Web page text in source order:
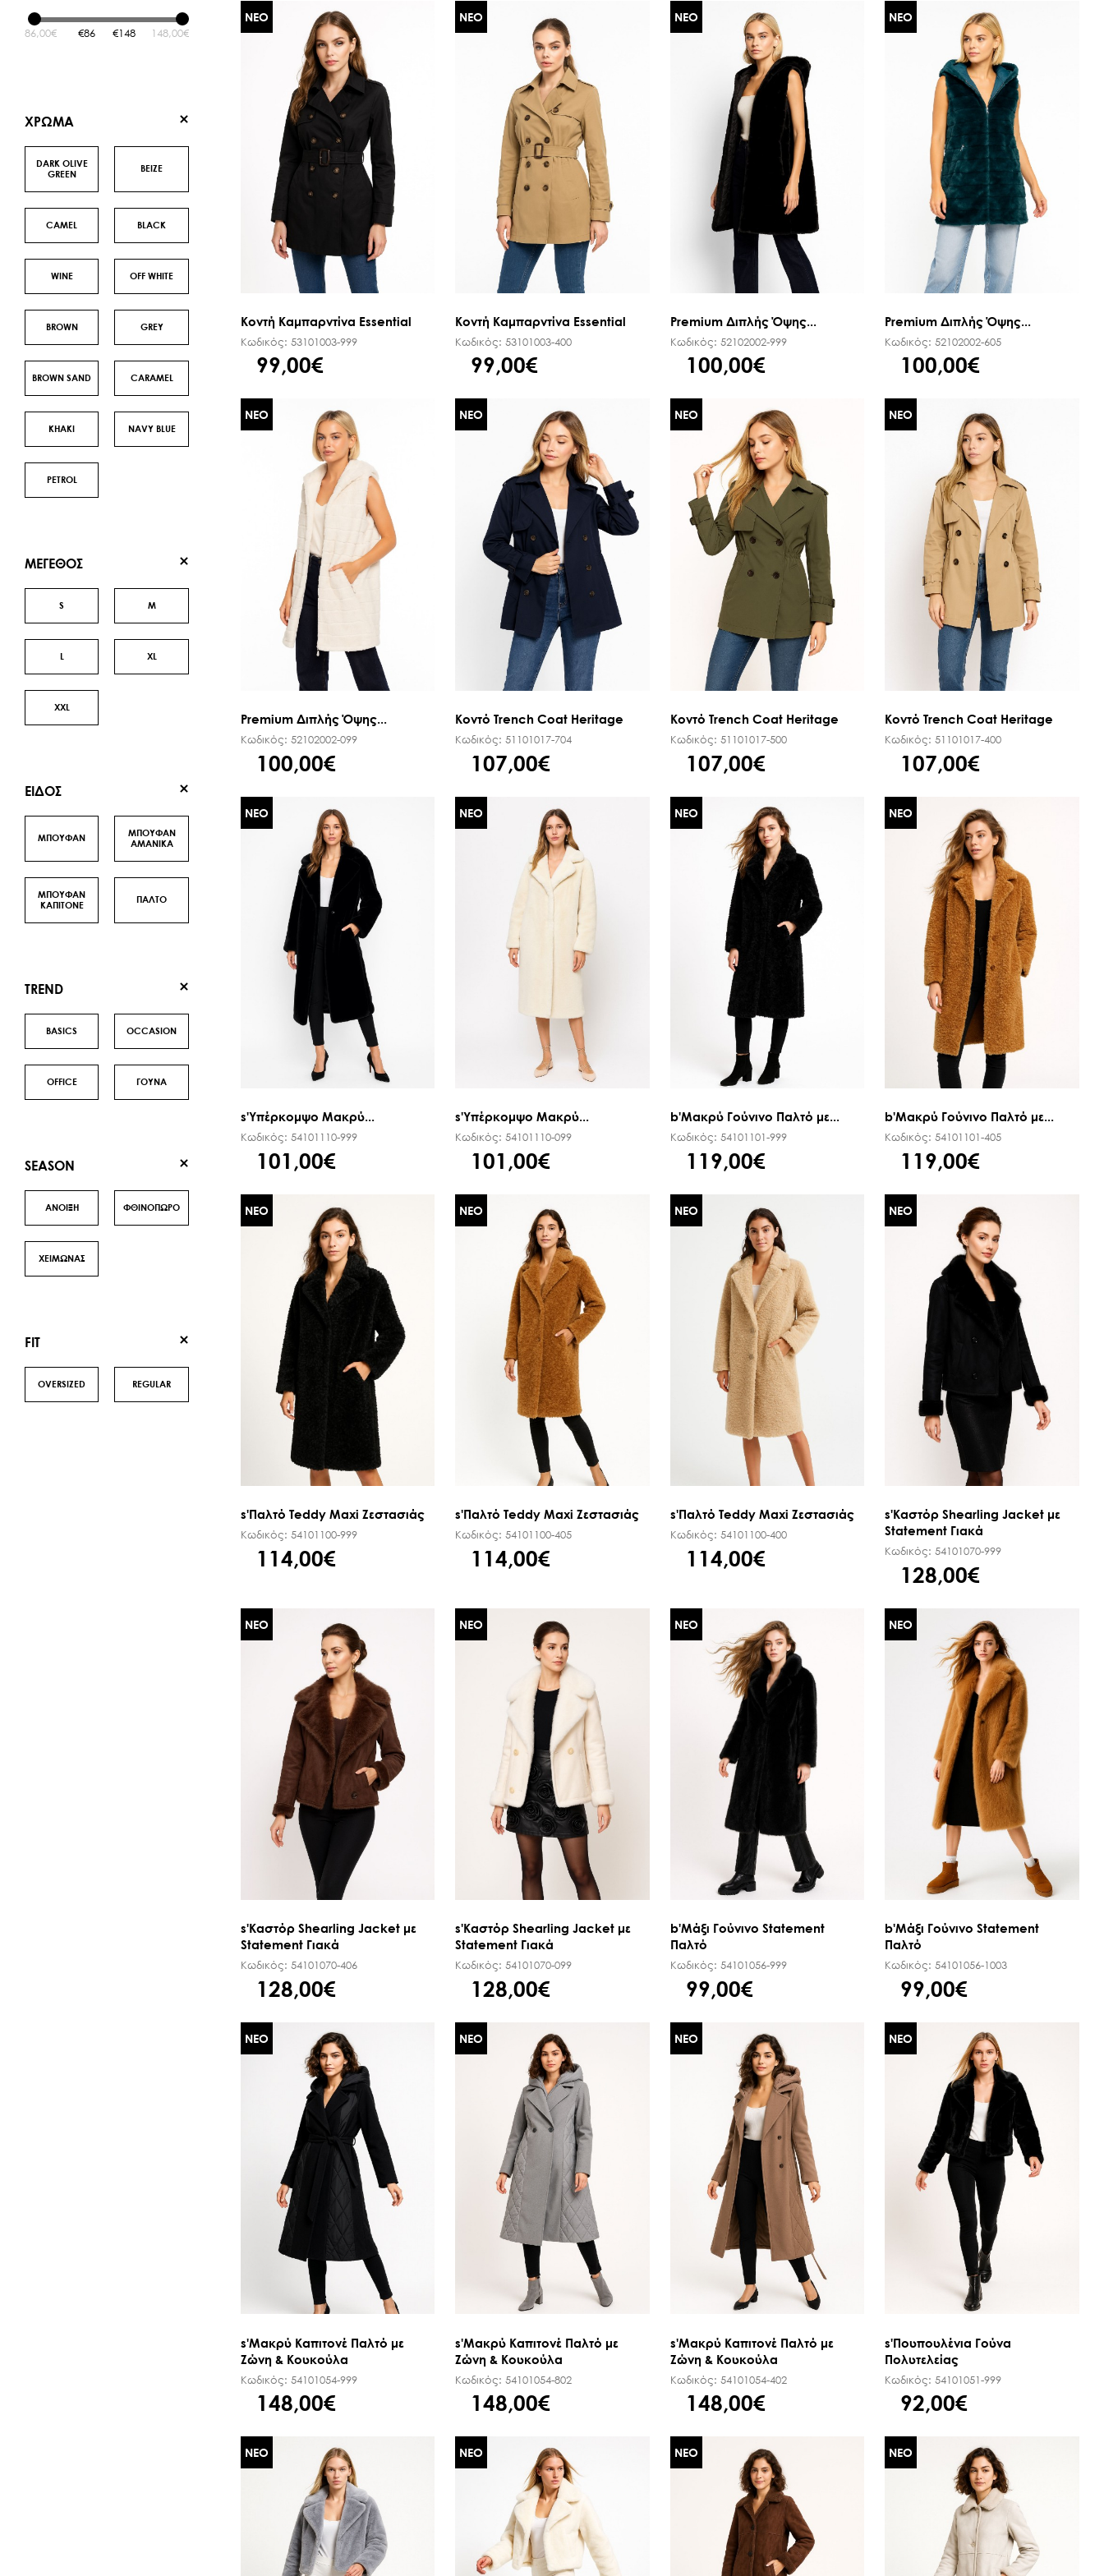
ΜΑΝΤΗΛΙΑ ΕΜΠΡΙΜΕ
ΠΕΔΙΛΑ ΜΕ ΤΑΚΟΥΝΙ
ΟΛΑ ΤΑ ΠΑΠΟΥΤΣΙΑ
ΟΛΑ ΤΑ ΑΞΕΣΟΥΑΡ
SALE ΖΩΝΕΣ
86,00€ 148,00€
86 148
XΡΩΜΑ
DARK OLIVE
GREEN
BEIZE
CAMEL BLACK
WINE OFF WHITE
BROWN GREY
BROWN SAND CARAMEL
ΚΗΑΚΙ NAVY BLUE
PETROL
ΜΕΓΕΘΟΣ
S M
L XL
XXL
ΕΙΔΟΣ
ΜΠΟΥΦΑΝ
ΜΠΟΥΦΑΝ
ΑΜΑΝΙΚΑ
ΜΠΟΥΦΑΝ
ΚΑΠΙΤΟΝΕ
ΠΑΛΤΟ
TREND
BASICS OCCASION
OFFICE ΓΟΥΝΑ
SEASON
ΑΝΟΙΞΗ ΦΘΙΝΟΠΩΡΟ
ΧΕΙΜΩΝΑΣ
FIT
OVERSIZED REGULAR
ΝΕΟ
Κοντή Καμπαρντίνα Essential
Κωδικός: 53101003-999
99,00€
ΝΕΟ
Κοντή Καμπαρντίνα Essential
Κωδικός: 53101003-400
99,00€
ΝΕΟ
Premium Διπλής Όψης...
Κωδικός: 52102002-999
100,00€
ΝΕΟ
Premium Διπλής Όψης...
Κωδικός: 52102002-605
100,00€
ΝΕΟ
Premium Διπλής Όψης...
Κωδικός: 52102002-099
100,00€
ΝΕΟ
Κοντό Trench Coat Heritage
Κωδικός: 51101017-704
107,00€
ΝΕΟ
Κοντό Trench Coat Heritage
Κωδικός: 51101017-500
107,00€
ΝΕΟ
Κοντό Trench Coat Heritage
Κωδικός: 51101017-400
107,00€
ΝΕΟ
s'Υπέρκομψο Μακρύ...
Κωδικός: 54101110-999
101,00€
ΝΕΟ
s'Υπέρκομψο Μακρύ...
Κωδικός: 54101110-099
101,00€
ΝΕΟ
b'Μακρύ Γούνινο Παλτό με...
Κωδικός: 54101101-999
119,00€
ΝΕΟ
b'Μακρύ Γούνινο Παλτό με...
Κωδικός: 54101101-405
119,00€
ΝΕΟ
s'Παλτό Teddy Maxi Ζεστασιάς
Κωδικός: 54101100-999
114,00€
ΝΕΟ
s'Παλτό Teddy Maxi Ζεστασιάς
Κωδικός: 54101100-405
114,00€
ΝΕΟ
s'Παλτό Teddy Maxi Ζεστασιάς
Κωδικός: 54101100-400
114,00€
ΝΕΟ
s'Καστόρ Shearling Jacket με
Statement Γιακά
Κωδικός: 54101070-999
128,00€
ΝΕΟ
s'Καστόρ Shearling Jacket με
Statement Γιακά
Κωδικός: 54101070-406
128,00€
ΝΕΟ
s'Καστόρ Shearling Jacket με
Statement Γιακά
Κωδικός: 54101070-099
128,00€
ΝΕΟ
b'Μάξι Γούνινο Statement
Παλτό
Κωδικός: 54101056-999
99,00€
ΝΕΟ
b'Μάξι Γούνινο Statement
Παλτό
Κωδικός: 54101056-1003
99,00€
ΝΕΟ
s'Μακρύ Καπιτονέ Παλτό με
Ζώνη & Κουκούλα
Κωδικός: 54101054-999
148,00€
ΝΕΟ
s'Μακρύ Καπιτονέ Παλτό με
Ζώνη & Κουκούλα
Κωδικός: 54101054-802
148,00€
ΝΕΟ
s'Μακρύ Καπιτονέ Παλτό με
Ζώνη & Κουκούλα
Κωδικός: 54101054-402
148,00€
ΝΕΟ
s'Πουπουλένια Γούνα
Πολυτελείας
Κωδικός: 54101051-999
92,00€
ΝΕΟ ΝΕΟ ΝΕΟ ΝΕΟ